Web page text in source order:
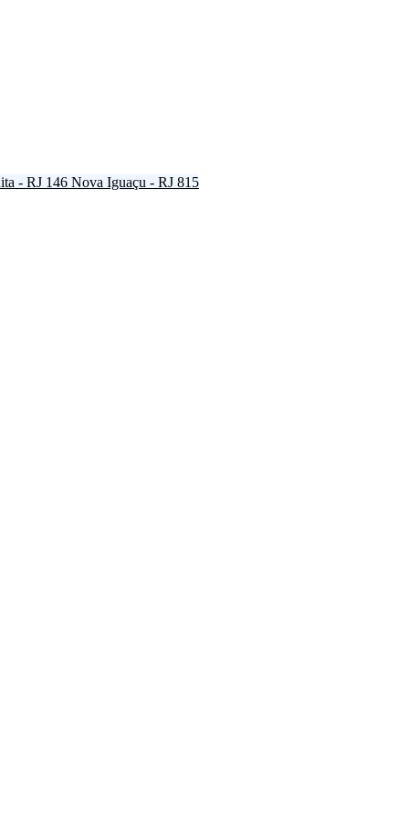
- RJ 146 Nova Iguaçu - RJ 815